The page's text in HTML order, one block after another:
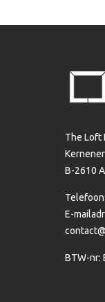
The Loft
B-2610
E-
BTW-nr: